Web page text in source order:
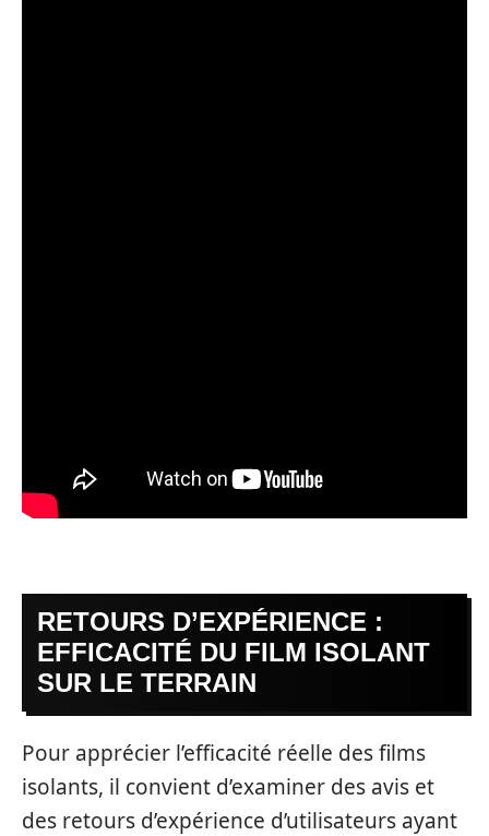
RETOURS D’EXPÉRIENCE :
EFFICACITÉ DU FILM ISOLANT
SUR LE TERRAIN
Pour apprécier l’efficacité réelle des films
isolants, il convient d’examiner des avis et
des retours d’expérience d’utilisateurs ayant